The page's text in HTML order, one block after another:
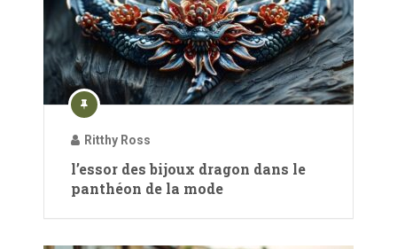
Ritthy Ross
l’essor des bijoux dragon dans le
panthéon de la mode